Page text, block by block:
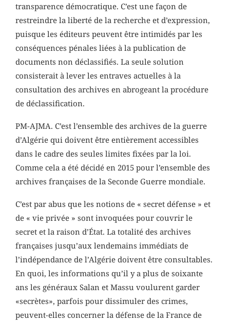
transparence démocratique. C’est une façon de
restreindre la liberté de la recherche et d’expression,
puisque les éditeurs peuvent être intimidés par les
conséquences pénales liées à la publication de
documents non déclassifiés. La seule solution
consisterait à lever les entraves actuelles à la
consultation des archives en abrogeant la procédure
de déclassification.
PM-AJMA. C’est l’ensemble des archives de la guerre
d’Algérie qui doivent être entièrement accessibles
dans le cadre des seules limites fixées par la loi.
Comme cela a été décidé en 2015 pour l’ensemble des
archives françaises de la Seconde Guerre mondiale.
C’est par abus que les notions de « secret défense » et
de « vie privée » sont invoquées pour couvrir le
secret et la raison d’État. La totalité des archives
françaises jusqu’aux lendemains immédiats de
l’indépendance de l’Algérie doivent être consultables.
En quoi, les informations qu’il y a plus de soixante
ans les généraux Salan et Massu voulurent garder
«secrètes», parfois pour dissimuler des crimes,
peuvent-elles concerner la défense de la France de